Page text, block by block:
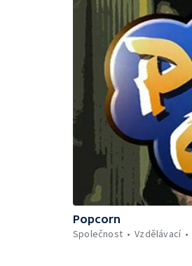
Popcorn
Společnost
Vzdělávací